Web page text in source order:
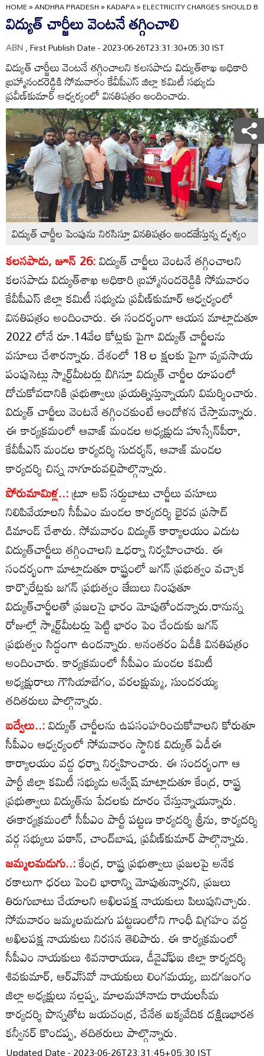
HOME»ANDHRA PRADESH»KADAPA»ELECTRICITY CHARGES SHOULD
విద్యుత్‌ చార్జీలు వెంటనే తగ్గించాలి
ABN, First Publish Date - 2023-06-26T23:31:30+05:30 IST
విద్యుత్‌ చార్జీలు వెంటనే తగ్గించాలని కలసపాడు విద్యుత్‌శాఖ అధికారి
బ్రహ్మానందరెడ్డికి సోమవారం కేవీపీఎస్‌ జిల్లా కమిటీ సభ్యుడు
ప్రవీణ్‌కుమార్‌ ఆధ్వర్యంలో వినతిపత్రం అందించారు.
విద్యుత్‌ చార్జీల పెంపును నిరసిస్తూ వినతిపత్రం అందజేస్తున్న దృశ్యం
కలసపాడు, జూన్‌ 26:విద్యుత్‌ చార్జీలు వెంటనే తగ్గించాలని
కలసపాడు విద్యుత్‌శాఖ అధికారి బ్రహ్మానందరెడ్డికి సోమవారం
కేవీపీఎస్‌ జిల్లా కమిటీ సభ్యుడు ప్రవీణ్‌కుమార్‌ ఆధ్వర్యంలో
వినతిపత్రం అందించారు. ఈ సందర్భంగా ఆయన మాట్లాడుతూ
2022 లోనే రూ.14వేల కోట్లకు పైగా విద్యుత్‌ చార్జీలను
వసూలు చేశారన్నారు. దేశంలో 18 ల క్షలకు పైగా వ్యవసాయ
పంపుసెట్లు స్మార్ట్‌మీటర్లు బిగిస్తూ విద్యుత్‌ చార్జీల రూపంలో
దోచుకోవడానికి ప్రభుత్వాలు ప్రయత్నిస్తున్నాయని విమర్శించారు.
విద్యుత్‌ చార్జీలు వెంటనే తగ్గించకుంటే ఆందోళన చేస్తామన్నారు.
ఈ కార్యక్రమంలో ఆవాజ్‌ మండల అధ్యక్షుడు హుస్సేన్‌పీరా,
కేవీపీఎస్‌ మండల కార్యదర్శి సుదర్శన్‌, ఆవాజ్‌ మండల
కార్యదర్శి చిన్న నాగూరువల్లిపాల్గొన్నారు.
పోరుమామిళ్ల..:ట్రూ అప్‌ సర్దుబాటు చార్జీలు వసూలు
నిలిపివేయాలని సీపీఎం మండల కార్యదర్శి భైరవ ప్రసాద్‌
డిమాండ్‌ చేశారు. సోమవారం విద్యుత్‌ కార్యాలయం ఎదుట
విద్యుత్‌చార్జీలు తగ్గించాలని ఽధర్నా నిర్వహించారు. ఈ
సందర్భంగా మాట్లాడుతూ రాష్ట్రంలో జగన్‌ ప్రభుత్వం వచ్చాక
కార్పొరేట్లకు జగన్‌ ప్రభుత్వం జేబులు నింపుతూ
విద్యుత్‌చార్జీలతో ప్రజలసై భారం మోపుతోందన్నారు.రానున్న
రోజుల్లో స్మార్ట్‌మీటర్లు పెట్టి భారం పెం చేందుకు జగన్‌
ప్రభుత్వం సిద్ధంగా ఉందన్నారు. అనంతరం ఏడీకి వినతిపత్రం
అందించారు. కార్యక్రమంలో సీపీఎం మండల కమిటీ
అధ్యక్షురాలు గౌసియాబేగం, వరలక్షుమ్మ, సుందరయ్య
తదితరులు పాల్గొన్నారు.
బద్వేలు..:విద్యుత్‌ చార్జీలను ఉపసంహరించుకోవాలని కోరుతూ
సీపీఎం ఆధ్వర్యంలో సోమవారం స్థానిక విద్యుత్‌ ఏడీఈ
కార్యాలయం వద్ద ధర్నా నిర్వహించారు. ఈ సందర్భంగా ఆ
పార్టీ జిల్లా కమిటీ సభ్యుడు అన్వేష్‌ మాట్లాడుతూ కేంద్ర, రాష్ట్ర
ప్రభుత్వాలు విద్యుత్‌ను పేదలకు దూరం చేస్తున్నాయన్నారు.
ఈకార్యక్రమంలో సీపీఎం పార్టీ పట్టణ కార్యదర్శి శ్రీను, కార్యదర్శి
వర్గ సభ్యులు పఠాన్‌, చాంద్‌బాష, ప్రవీణ్‌కుమార్‌ పాల్గొన్నారు.
జమ్మలమడుగు..:కేంద్ర, రాష్ట్ర ప్రభుత్వాలు ప్రజలపై అనేక
రకాలుగా ధరలు పెంచి భారాన్ని మోపుతున్నారని, ప్రజలు
తిరుగుబాటు చేయాలని అఖిలపక్ష నాయకులు పిలుపునిచ్చారు.
సోమవారం జమ్మలమడుగు పట్టణంలోని గాంధీ విగ్రహం వద్ద
అఖిలపక్ష నాయకులు నిరసన తెలిపారు. ఈ కార్యక్రమంలో
సీపీఎం నాయకులు శివనారాయణ, డీవైఎ్‌ఫఐ జిల్లా కార్యదర్శి
శివకుమార్‌, ఆర్‌ఎ్‌సవో నాయకులు లింగమయ్య, బుడగజంగం
జిల్లా అధ్యక్షులు నల్లప్ప, మాలమహానాడు రాయలసీమ
కార్యదర్శి పొన్నతోట జయచంద్ర, చేనేత ఐక్యవేదిక దక్షిణభారత
కన్వీనర్‌ కొండప్ప, తదితరులు పాల్గొన్నారు.